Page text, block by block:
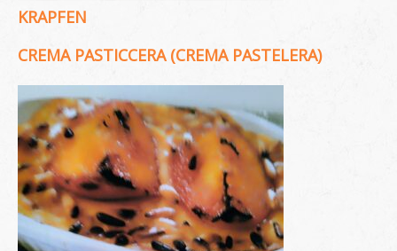
KRAPFEN
CREMA PASTICCERA (CREMA PASTELERA)